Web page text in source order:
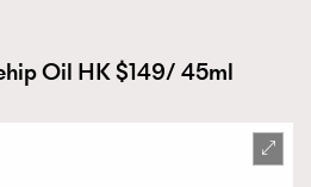
Oil HK $149/ 45ml